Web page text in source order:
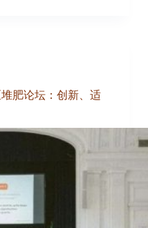
肥论坛：创新、适